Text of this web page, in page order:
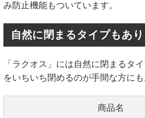
み防止機能もついています。
自然に閉まるタイプもあり
「ラクオス」には自然に閉まるタ
をいちいち閉めるのが手間な方にも
商品名